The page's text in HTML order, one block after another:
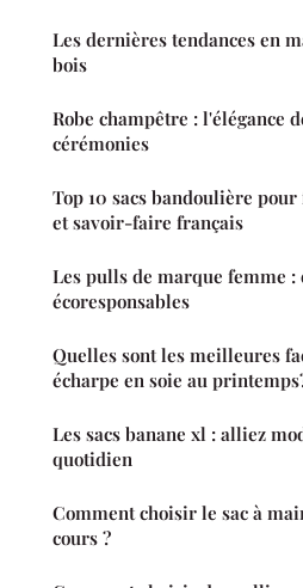
Les dernières tendances en
bois
Robe champêtre : l'élégance
cérémonies
Top 10 sacs bandoulière
et savoir-faire français
Les pulls de marque femme :
écoresponsables
Quelles sont les meilleures
écharpe en soie au
Les sacs banane xl : alliez
quotidien
Comment choisir le sac à
cours ?